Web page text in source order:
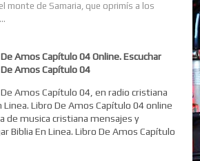
monte de Samaria, que oprimís a los
Amos Capítulo 04 Online. Escuchar
Amos Capítulo 04
Amos Capítulo 04, en radio cristiana
Linea. Libro De Amos Capítulo 04 online
de musica cristiana mensajes y
Biblia En Linea. Libro De Amos Capítulo